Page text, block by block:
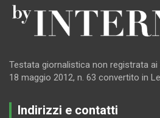
Testata giornalistica non registrata ai
18 maggio 2012, n. 63 convertito in
Indirizzi e contatti